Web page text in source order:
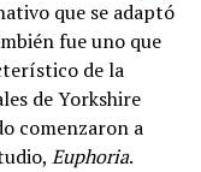
que se adaptó
fue uno que
de la
de Yorkshire
comenzaron a
Euphoria.